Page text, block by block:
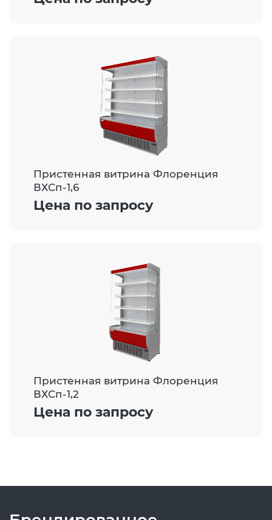
Пристенная витрина Флоренция
ВХСп-1,6
Цена по запросу
Пристенная витрина Флоренция
ВХСп-1,2
Цена по запросу